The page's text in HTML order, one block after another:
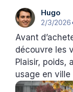
Hugo
2/3/2026
Avant
découvre les
Plaisir, poids,
usage en ville